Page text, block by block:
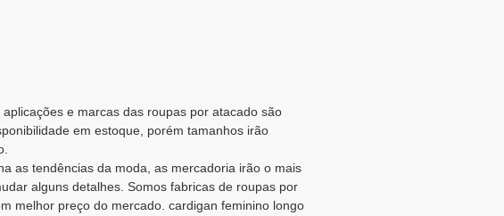
e marcas das roupas por atacado são
em estoque, porém tamanhos irão
as tendências da moda, as mercadoria irão o mais
alguns detalhes. Somos fabricas de roupas por
melhor preço do mercado. cardigan feminino longo